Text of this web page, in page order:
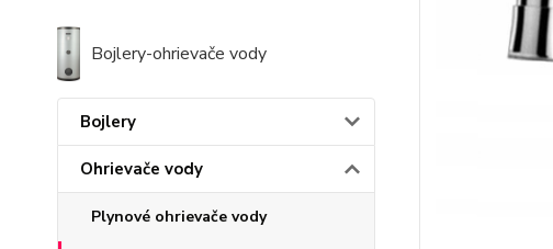
Bojlery-ohrievače vody
Bojlery
Ohrievače vody
Plynové ohrievače vody